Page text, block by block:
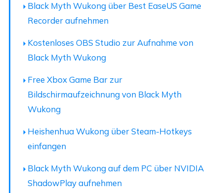
Black Myth Wukong über Best EaseUS Game
Recorder aufnehmen
Kostenloses OBS Studio zur Aufnahme von
Black Myth Wukong
Free Xbox Game Bar zur
Bildschirmaufzeichnung von Black Myth
Wukong
Heishenhua Wukong über Steam-Hotkeys
einfangen
Black Myth Wukong auf dem PC über NVIDIA
ShadowPlay aufnehmen